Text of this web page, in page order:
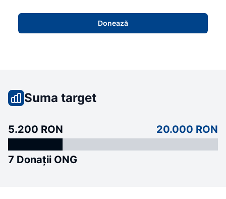
Donează
Suma target
5.200 RON 20.000 RON
7 Donații ONG